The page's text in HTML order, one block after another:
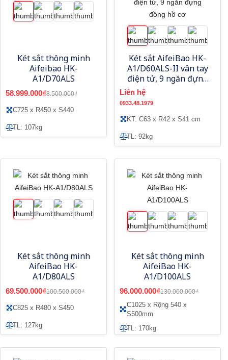
Két sắt thông minh
Aifeibao HK-
A1/D70ALS
58.999.000₫8.500.000₫
C725 x R450 x S440
TL: 107kg
Két sắt AifeiBao HK-
A1/D60ALS-II vân tay
điện tử, 9 ngăn đựng
Liên hệ
0933.48.1979
KT: C63 x R42 x S41 cm
TL: 92kg
Két sắt thông minh
AifeiBao HK-
A1/D80ALS
69.500.000₫100.500.000₫
C825 x R480 x S450
TL: 127kg
Két sắt thông minh
AifeiBao HK-
A1/D100ALS
96.000.000₫130.000.000₫
C1025 x Rộng 540 x
S500mm
TL: 170kg